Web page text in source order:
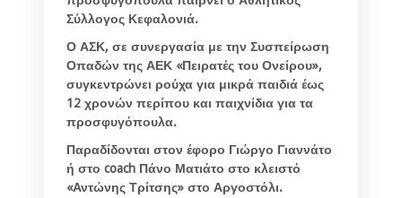
Σύλλογος Κεφαλονιά.
Ο ΑΣΚ, σε συνεργασία με την Συσπείρωση
Οπαδών της ΑΕΚ «Πειρατές του Ονείρου»,
συγκεντρώνει ρούχα για μικρά παιδιά έως
12 χρονών περίπου και παιχνίδια για τα
προσφυγόπουλα.
Παραδίδονται στον έφορο Γιώργο Γιαννάτο
ή στο coach Πάνο Ματιάτο στο κλειστό
«Αντώνης Τρίτσης» στο Αργοστόλι.